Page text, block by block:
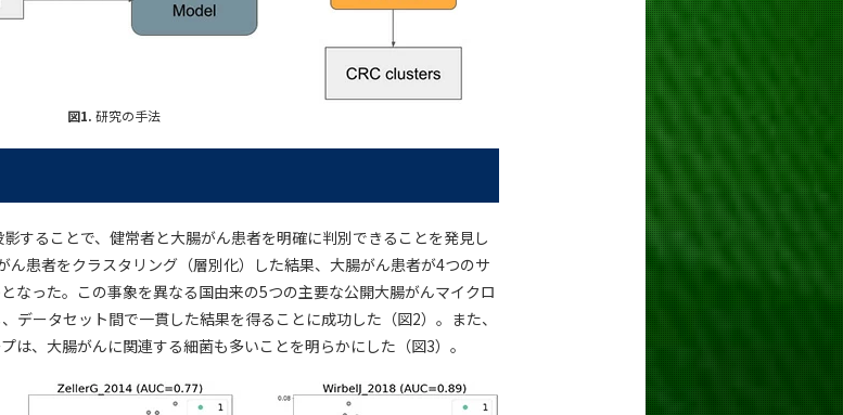
図1. 研究の手法
することで、健常者と大腸がん患者を明確に判別できることを発見し
ん患者をクラスタリング（層別化）した結果、大腸がん患者が4つのサ
なった。この事象を異なる国由来の5つの主要な公開大腸がんマイクロ
データセット間で一貫した結果を得ることに成功した（図2）。また、
は、大腸がんに関連する細菌も多いことを明らかにした（図3）。